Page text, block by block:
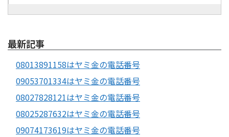
最新記事
08013891158はヤミ金の電話番号
09053701334はヤミ金の電話番号
08027828121はヤミ金の電話番号
08025287632はヤミ金の電話番号
09074173619はヤミ金の電話番号